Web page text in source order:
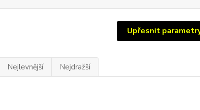
Upřesnit
Nejlevnější Nejdražší